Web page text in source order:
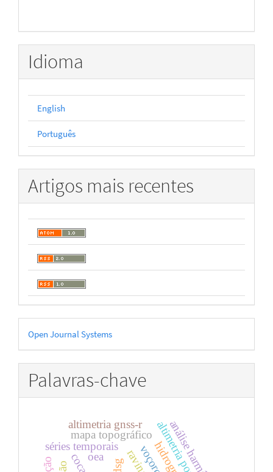
Idioma
English
Português
Artigos mais recentes
Desenvolvido
por
Open Journal Systems
Palavras-chave
ravinas
mapa topográfico
séries temporais
altimetria gnss-r
cocar dsg
oea